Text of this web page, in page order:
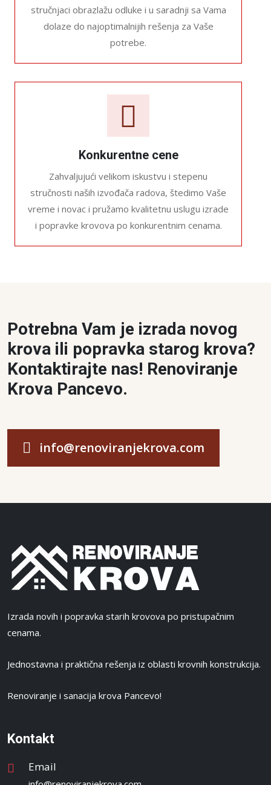
stručnjaci obrazlažu odluke i u saradnji sa Vama
dolaze do najoptimalnijih rešenja za Vaše
potrebe.
Konkurentne cene
Zahvaljujući velikom iskustvu i stepenu
stručnosti naših izvođača radova, štedimo Vaše
vreme i novac i pružamo kvalitetnu uslugu izrade
i popravke krovova po konkurentnim cenama.
Potrebna Vam je izrada novog
krova ili popravka starog krova?
Kontaktirajte nas! Renoviranje
Krova Pancevo.
info@renoviranjekrova.com
Izrada novih i popravka starih krovova po pristupačnim
cenama.
Jednostavna i praktična rešenja iz oblasti krovnih konstrukcija.
Renoviranje i sanacija krova Pancevo!
Kontakt
Email